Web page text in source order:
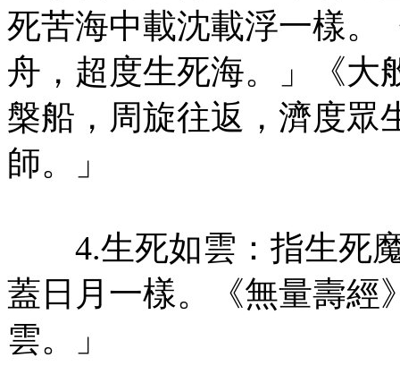
死苦海中載沈載浮一樣。
舟，超度生死海。」《大
槃船，周旋往返，濟度眾
師。」
4.生死如雲：指生死魔
蓋日月一樣。《無量壽經
雲。」